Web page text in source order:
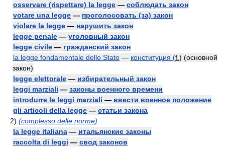
osservare (rispettare) la legge — соблюдать закон
votare una legge — проголосовать (за) закон
violare la legge — нарушить закон
legge penale — уголовный закон
legge civile — гражданский закон
la legge fondamentale dello Stato — конституция (f. ) (основной
закон)
legge elettorale — избирательный закон
leggi marziali — законы военного времени
introdurre le leggi marziali — ввести военное положение
gli articoli della legge — статьи закона
2) (complesso delle norme)
la legge italiana — итальянские законы
raccolta di leggi — свод законов